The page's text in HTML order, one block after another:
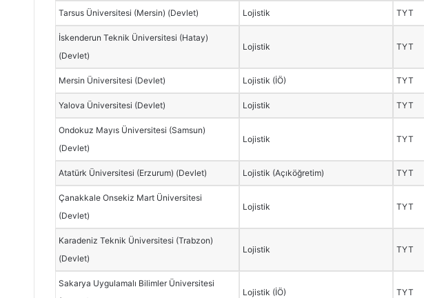
Tarsus Üniversitesi (Mersin) (Devlet) Lojistik TYT
İskenderun Teknik Üniversitesi (Hatay)
(Devlet)
Lojistik TYT
Mersin Üniversitesi (Devlet) Lojistik (İÖ) TYT
Yalova Üniversitesi (Devlet) Lojistik TYT
Ondokuz Mayıs Üniversitesi (Samsun)
(Devlet)
Lojistik TYT
Atatürk Üniversitesi (Erzurum) (Devlet) Lojistik (Açıköğretim) TYT
Çanakkale Onsekiz Mart Üniversitesi
(Devlet)
Lojistik TYT
Karadeniz Teknik Üniversitesi (Trabzon)
(Devlet)
Lojistik TYT
Sakarya Uygulamalı Bilimler Üniversitesi
Lojistik (İÖ) TYT